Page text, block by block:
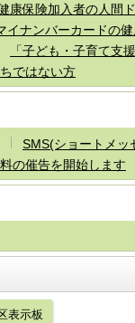
康保険加入者の人間
イナンバーカードの
「子ども・子育て支
ではない方
SMS(ショートメッ
の催告を開始します
表示板